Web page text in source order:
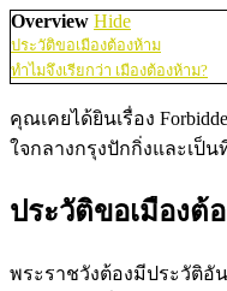
Overview Hide
ประวัติขอเมืองต้องห้าม
ทำไมจึงเรียกว่า เมืองต้องห้าม?
คุณเคยได้ยินเรื่อง
ใจกลางกรุงปักกิ่งและเป็
ประวัติขอเมืองต้
พระราชวังต้องมีประวัติอั